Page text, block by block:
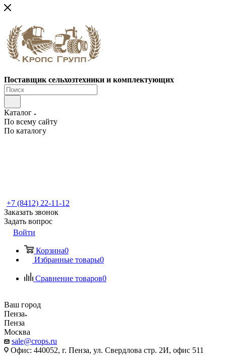
Поставщик сельхозтехники и комплектующих
Каталог
По всему сайту
По каталогу
+7 (8412) 22-11-12
Заказать звонок
Задать вопрос
Войти
Корзина0
Избранные товары0
Сравнение товаров0
Ваш город
Пенза
Пенза
Москва
sale@crops.ru
Офис: 440052, г. Пенза, ул. Свердлова стр. 2И, офис 511